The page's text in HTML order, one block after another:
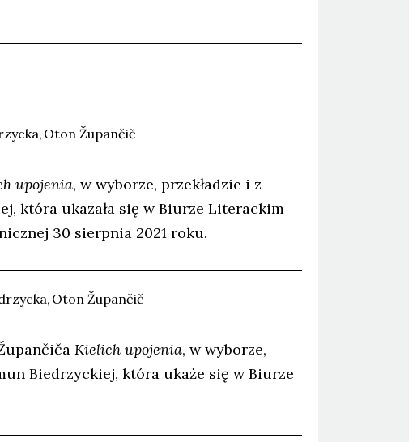
OtonŽupančič
upojenia, w wyborze, przekładzie i z
która ukazała się w Biurze Literackim
30 sierpnia 2021 roku.
OtonŽupančič
Kielich upojenia, w wyborze,
Biedrzyckiej, która ukaże się w Biurze